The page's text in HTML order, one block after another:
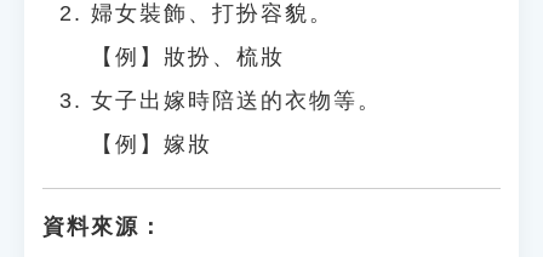
婦女裝飾、打扮容貌。
【例】妝扮、梳妝
女子出嫁時陪送的衣物等。
【例】嫁妝
資料來源：